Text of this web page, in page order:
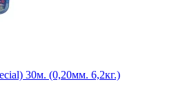
30м. (0,20мм. 6,2кг.)